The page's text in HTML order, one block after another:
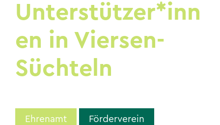
Unterstützer*inn
en in Viersen-
Süchteln
Ehrenamt Förderverein